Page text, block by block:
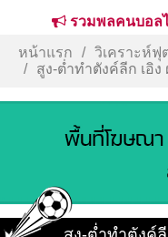
รวมพลคนบอล
หน้าแรก
วิเคราะห์
สูง-ต่ำทำตังค์ลีก เอิง